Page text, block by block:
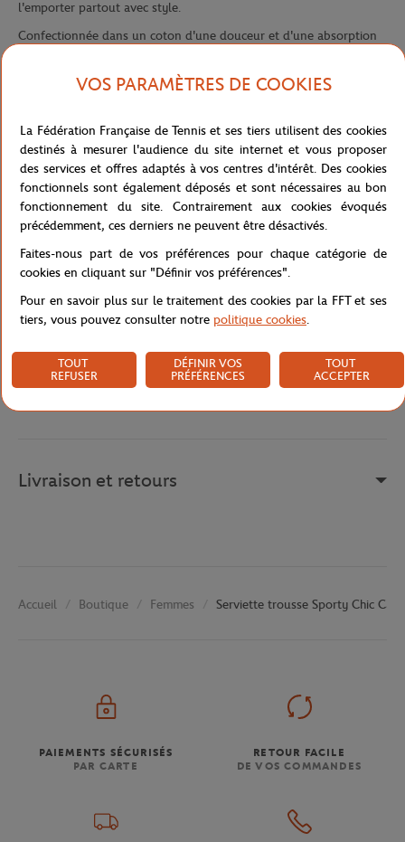
l'emporter partout avec style.
Confectionnée dans un coton d'une douceur et d'une absorption
rafraîchissante, subtilement décorée d'un logo Roland-Garros
brodé ton sur ton au centre et de fines bandes bleu marine et écru
délicatement brodée sur la pochette extérieure ajoute une touche
d'authenticité à cette pièce exclusive.
Idéale pour la plage, la piscine, le tennis ou le voyage, cette
serviette convertible incarne parfaitement l'élégance sportive
caractéristique du tournoi parisien. Son format généreux offre un
confort optimal tout en se repliant en un format compact et
facilement transportable, faisant de cet accessoire un
indispensable pour tous les amateurs de tennis et de produits bien
Référence :9315610-TU
Livraison et retours
Accueil Boutique Femmes Serviette trousse Sporty Chic
PAIEMENTS SÉCURISÉS
PAR CARTE
RETOUR FACILE
DE VOS COMMANDES
VOS PARAMÈTRES DE COOKIES
La Fédération Française de Tennis et ses tiers utilisent des cookies
destinés à mesurer l'audience du site internet et vous proposer
des services et offres adaptés à vos centres d'intérêt. Des cookies
fonctionnels sont également déposés et sont nécessaires au bon
fonctionnement du site. Contrairement aux cookies évoqués
précédemment, ces derniers ne peuvent être désactivés.
Faites-nous part de vos préférences pour chaque catégorie de
cookies en cliquant sur "Définir vos préférences".
Pour en savoir plus sur le traitement des cookies par la FFT et ses
tiers, vous pouvez consulter notre politique cookies.
TOUT
REFUSER
DÉFINIR VOS
PRÉFÉRENCES
TOUT
ACCEPTER